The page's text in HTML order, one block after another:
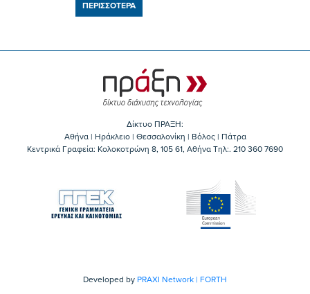
ΠΕΡΙΣΣΟΤΕΡΑ
Δίκτυο ΠΡΑΞΗ:
Αθήνα | Ηράκλειο | Θεσσαλονίκη | Βόλος | Πάτρα
Κεντρικά Γραφεία: Kολοκοτρώνη 8, 105 61, Αθήνα Τηλ:. 210 360 7690
Developed by PRAXI Network | FORTH